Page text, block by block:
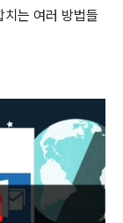
치는 여러 방법들